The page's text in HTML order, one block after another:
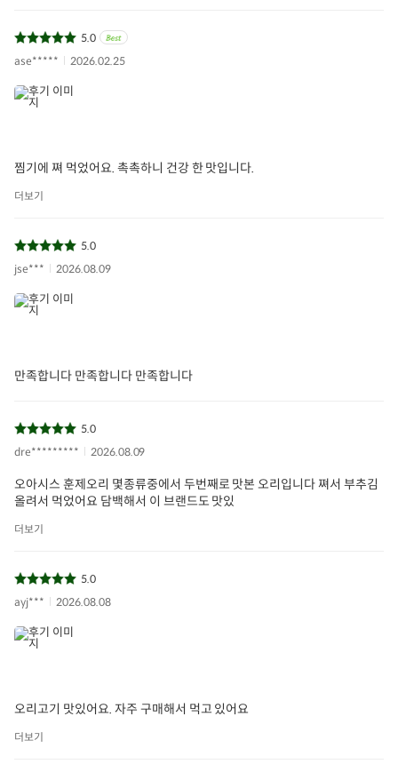
5.0
ase*****
2026.02.25
찜기에 쪄 먹었어요. 촉촉하니 건강 한 맛입니다.
더보기
5.0
jse***
2026.08.09
만족합니다 만족합니다 만족합니다
5.0
dre*********
2026.08.09
오아시스 훈제오리 몇종류중에서 두번째로 맛본 오리입니다 쪄서 부추김
올려서 먹었어요 담백해서 이 브랜드도 맛있
더보기
5.0
ayj***
2026.08.08
오리고기 맛있어요. 자주 구매해서 먹고 있어요
더보기